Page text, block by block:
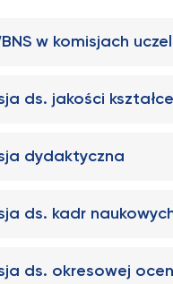
w komisjach
ds. jakości
dydaktyczna
ds. kadr
ds. okresowej